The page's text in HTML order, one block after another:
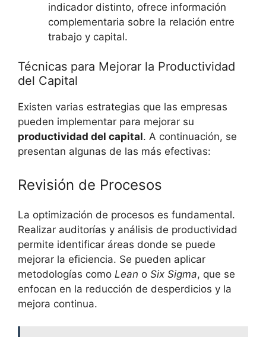
indicador distinto, ofrece información
complementaria sobre la relación entre
trabajo y capital.
Técnicas para Mejorar la Productividad
del Capital
Existen varias estrategias que las empresas
pueden implementar para mejorar su
productividad del capital. A continuación, se
presentan algunas de las más efectivas:
Revisión de Procesos
La optimización de procesos es fundamental.
Realizar auditorías y análisis de productividad
permite identificar áreas donde se puede
mejorar la eficiencia. Se pueden aplicar
metodologías como Lean o Six Sigma, que se
enfocan en la reducción de desperdicios y la
mejora continua.